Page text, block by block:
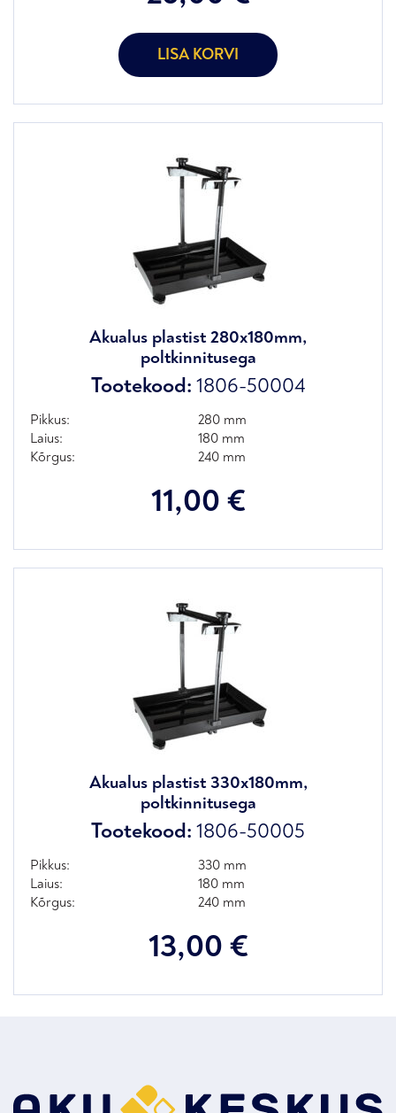
LISA KORVI
Akualus plastist 280x180mm,
poltkinnitusega
Tootekood: 1806-50004
Pikkus:
280 mm
Laius:
180 mm
Kõrgus:
240 mm
11,00 €
Akualus plastist 330x180mm,
poltkinnitusega
Tootekood: 1806-50005
Pikkus:
330 mm
Laius:
180 mm
Kõrgus:
240 mm
13,00 €